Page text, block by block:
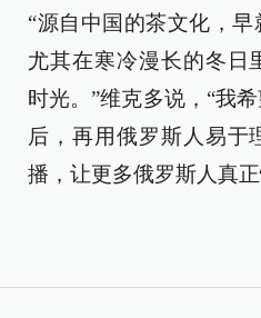
“源自中国的茶文化，早
尤其在寒冷漫长的冬日
时光。”维克多说，“我
后，再用俄罗斯人易于
播，让更多俄罗斯人真正